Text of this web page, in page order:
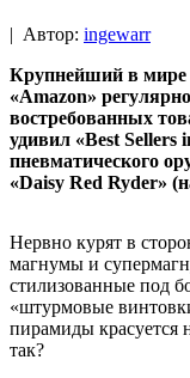
| Автор: ingewarr
Крупнейший в мире
«Amazon»
востребованных
удивил «Best Sellers
пневматического
«Daisy Red Ryder»
Нервно курят в
магнумы и
стилизованные под
«штурмовые
пирамиды красуется
так?